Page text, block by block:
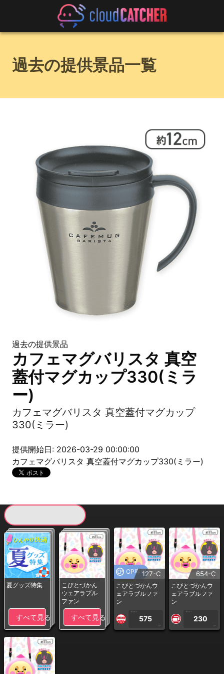
過去の提供景品一覧
過去の提供景品
カフェマグバリスタ 真空
蓋付マグカップ330(ミラ
ー)
カフェマグバリスタ 真空蓋付マグカップ
330(ミラー)
提供開始日: 2026-03-29 00:00:00
カフェマグバリスタ 真空蓋付マグカップ330(ミラー)
夏グッズ特集
すべて見る
こびとづかん
ウェアラブル
ファン
すべて見る
CP専用127-C
こびとづかんウ
ェアラブルファ
ン
1PLAY
575
CP
654-C
こびとづかんウ
ェアラブルファ
ン
1PLAY
230
CP